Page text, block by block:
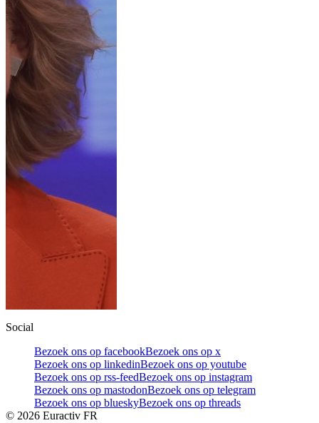
Social
Bezoek ons op facebookBezoek ons op x
Bezoek ons op linkedinBezoek ons op youtube
Bezoek ons op rss-feedBezoek ons op instagram
Bezoek ons op mastodonBezoek ons op telegram
Bezoek ons op blueskyBezoek ons op threads
© 2026 Euractiv FR